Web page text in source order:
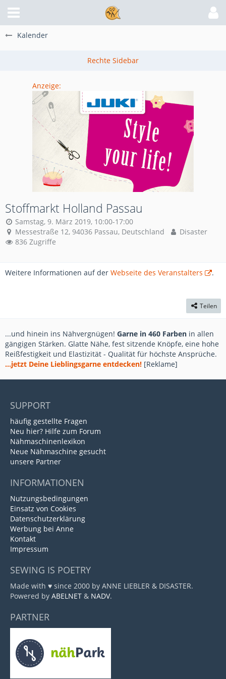
Kalender
Anzeige:
Stoffmarkt Holland Passau
Samstag, 9. März 2019, 10:00-17:00
Messestraße 12, 94036 Passau, Deutschland
Disaster
836 Zugriffe
Weitere Informationen auf der Webseite des Veranstalters .
Teilen
...und hinein ins Nähvergnügen! Garne in 460 Farben in allen
gängigen Stärken. Glatte Nähe, fest sitzende Knöpfe, eine hohe
Reißfestigkeit und Elastizität - Qualität für höchste Ansprüche.
...jetzt Deine Lieblingsgarne entdecken! [Reklame]
SUPPORT
häufig gestellte Fragen
Neu hier? Hilfe zum Forum
Nähmaschinenlexikon
Neue Nähmaschine gesucht
unsere Partner
INFORMATIONEN
Nutzungsbedingungen
Einsatz von Cookies
Datenschutzerklärung
Werbung bei Anne
Kontakt
Impressum
SEWING IS POETRY
Made with ♥ since 2000 by ANNE LIEBLER & DISASTER.
Powered by ABELNET & NADV.
PARTNER